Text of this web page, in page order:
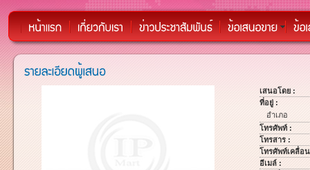
เสนอโดย :
ที่อยู่ :
อำเภอ
โทรศัพท์ :
โทรสาร :
โทรศัพท์เคลื่อ
อีเมล์ :